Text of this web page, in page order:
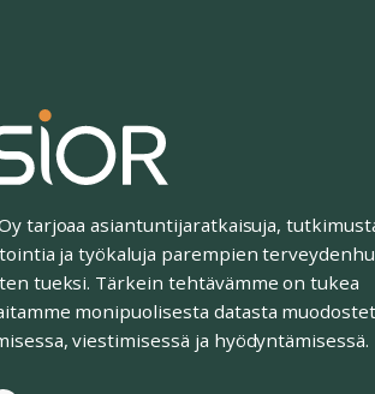
Oy tarjoaa asiantuntijaratkaisuja,
ja työkaluja parempien
tueksi. Tärkein tehtävämme on tukea
monipuolisesta datasta
viestimisessä ja hyödyntämisessä.